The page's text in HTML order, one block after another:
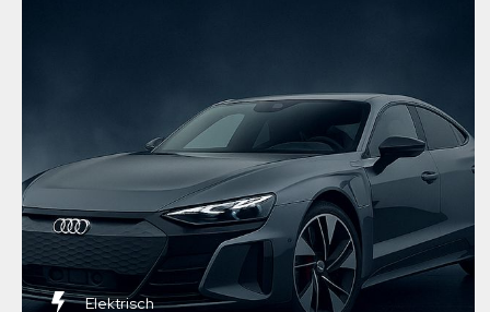
Elektrisch